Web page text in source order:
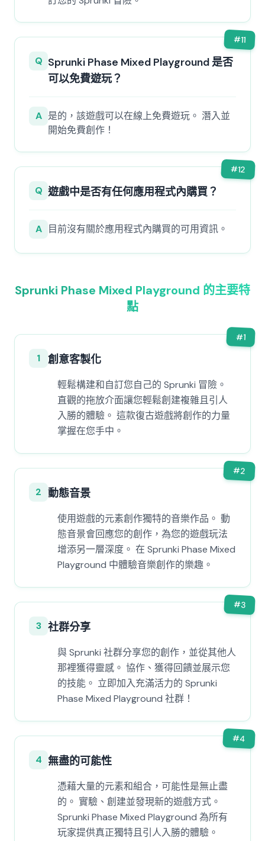
#11
Q Sprunki Phase Mixed Playground 是否
可以免費遊玩？
A 是的，該遊戲可以在線上免費遊玩。 潛入並
開始免費創作！
#12
Q 遊戲中是否有任何應用程式內購買？
A 目前沒有關於應用程式內購買的可用資訊。
Sprunki Phase Mixed Playground 的主要特
點
#1
1 創意客製化
輕鬆構建和自訂您自己的 Sprunki 冒險。
直觀的拖放介面讓您輕鬆創建複雜且引人
入勝的體驗。 這款復古遊戲將創作的力量
掌握在您手中。
#2
2 動態音景
使用遊戲的元素創作獨特的音樂作品。 動
態音景會回應您的創作，為您的遊戲玩法
增添另一層深度。 在 Sprunki Phase Mixed
Playground 中體驗音樂創作的樂趣。
#3
3 社群分享
與 Sprunki 社群分享您的創作，並從其他人
那裡獲得靈感。 協作、獲得回饋並展示您
的技能。 立即加入充滿活力的 Sprunki
Phase Mixed Playground 社群！
#4
4 無盡的可能性
憑藉大量的元素和組合，可能性是無止盡
的。 實驗、創建並發現新的遊戲方式。
Sprunki Phase Mixed Playground 為所有
玩家提供真正獨特且引人入勝的體驗。